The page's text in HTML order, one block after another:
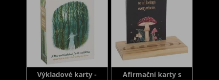
Výkladové karty -
Afirmační karty s